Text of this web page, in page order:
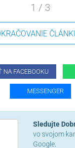
1 / 3
NA FACEBOOKU
MESSENGER
Sledujte
vo svojom
Google.